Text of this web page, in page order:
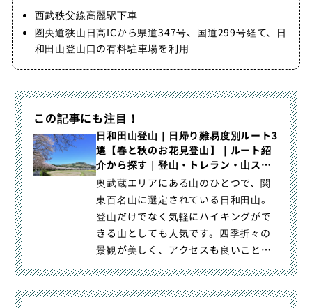
西武秩父線高麗駅下車
圏央道狭山日高ICから県道347号、国道299号経て、日
和田山登山口の有料駐車場を利用
この記事にも注目！
日和田山登山｜日帰り難易度別ルート3
選【春と秋のお花見登山】｜ルート紹
介から探す｜登山・トレラン・山スキ
ーマガジン「山旅旅」
奥武蔵エリアにある山のひとつで、関
東百名山に選定されている日和田山。
登山だけでなく気軽にハイキングがで
きる山としても人気です。四季折々の
景観が美しく、アクセスも良いことか
ら万人に親しまれています。本記｜日
【春と秋のお花見登山】｜登山・トレ